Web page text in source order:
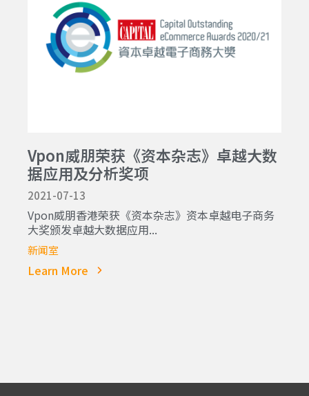
Vpon威朋荣获《资本杂志》卓越大数
据应用及分析奖项
2021-07-13
Vpon威朋香港荣获《资本杂志》资本卓越电子商务
大奖颁发卓越大数据应用...
新闻室
Learn More